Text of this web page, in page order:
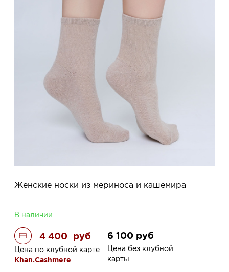
Женские носки из мериноса и кашемира
В наличии
4 400 руб
Цена по клубной карте
Khan.Cashmere
6 100 руб
Цена без клубной
карты